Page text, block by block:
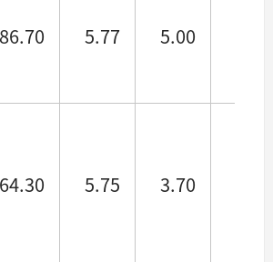
86.70 5.77 5.00
64.30 5.75 3.70